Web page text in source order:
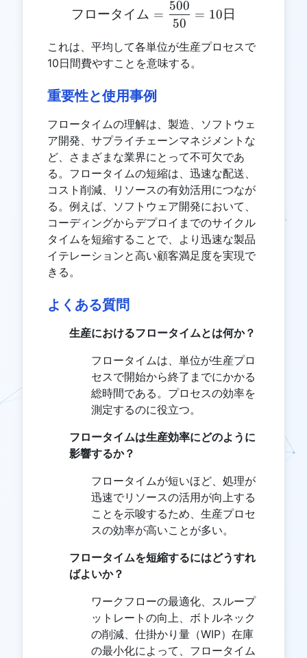
\text{フロータイム} =
フロータイム =
50
500
= 10日
これは、平均して各単位が生産プロセスで
10日間費やすことを意味する。
重要性と使用事例
フロータイムの理解は、製造、ソフトウェ
ア開発、サプライチェーンマネジメントな
ど、さまざまな業界にとって不可欠であ
る。フロータイムの短縮は、迅速な配送、
コスト削減、リソースの有効活用につなが
る。例えば、ソフトウェア開発において、
コーディングからデプロイまでのサイクル
タイムを短縮することで、より迅速な製品
イテレーションと高い顧客満足度を実現で
きる。
よくある質問
生産におけるフロータイムとは何か？
フロータイムは、単位が生産プロ
セスで開始から終了までにかかる
総時間である。プロセスの効率を
測定するのに役立つ。
フロータイムは生産効率にどのように
影響するか？
フロータイムが短いほど、処理が
迅速でリソースの活用が向上する
ことを示唆するため、生産プロセ
スの効率が高いことが多い。
フロータイムを短縮するにはどうすれ
ばよいか？
ワークフローの最適化、スループ
ットレートの向上、ボトルネック
の削減、仕掛かり量（WIP）在庫
の最小化によって、フロータイム